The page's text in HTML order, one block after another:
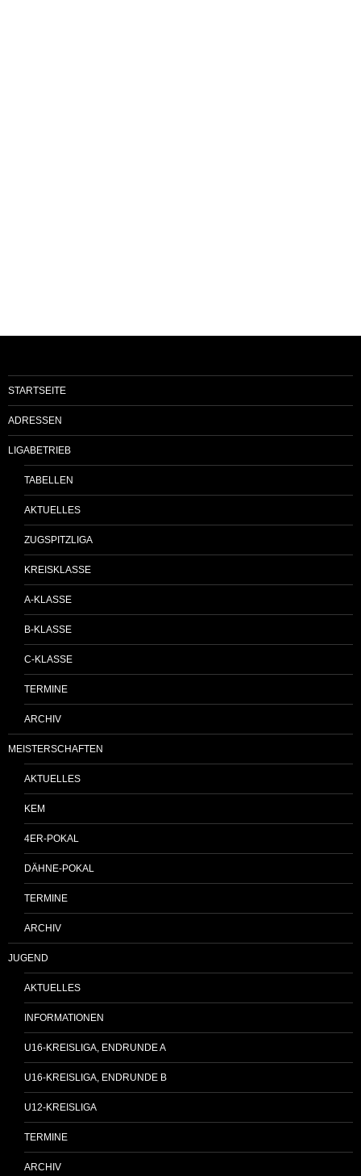
STARTSEITE
ADRESSEN
LIGABETRIEB
TABELLEN
AKTUELLES
ZUGSPITZLIGA
KREISKLASSE
A-KLASSE
B-KLASSE
C-KLASSE
TERMINE
ARCHIV
MEISTERSCHAFTEN
AKTUELLES
KEM
4ER-POKAL
DÄHNE-POKAL
TERMINE
ARCHIV
JUGEND
AKTUELLES
INFORMATIONEN
U16-KREISLIGA, ENDRUNDE A
U16-KREISLIGA, ENDRUNDE B
U12-KREISLIGA
TERMINE
ARCHIV